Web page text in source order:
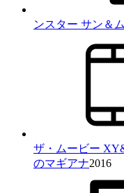
ンスター サン＆
ザ・ムービー
のマギアナ2016